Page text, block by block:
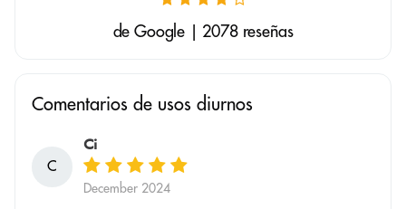
de Google | 2078 reseñas
Comentarios de usos diurnos
C
Ci
December 2024